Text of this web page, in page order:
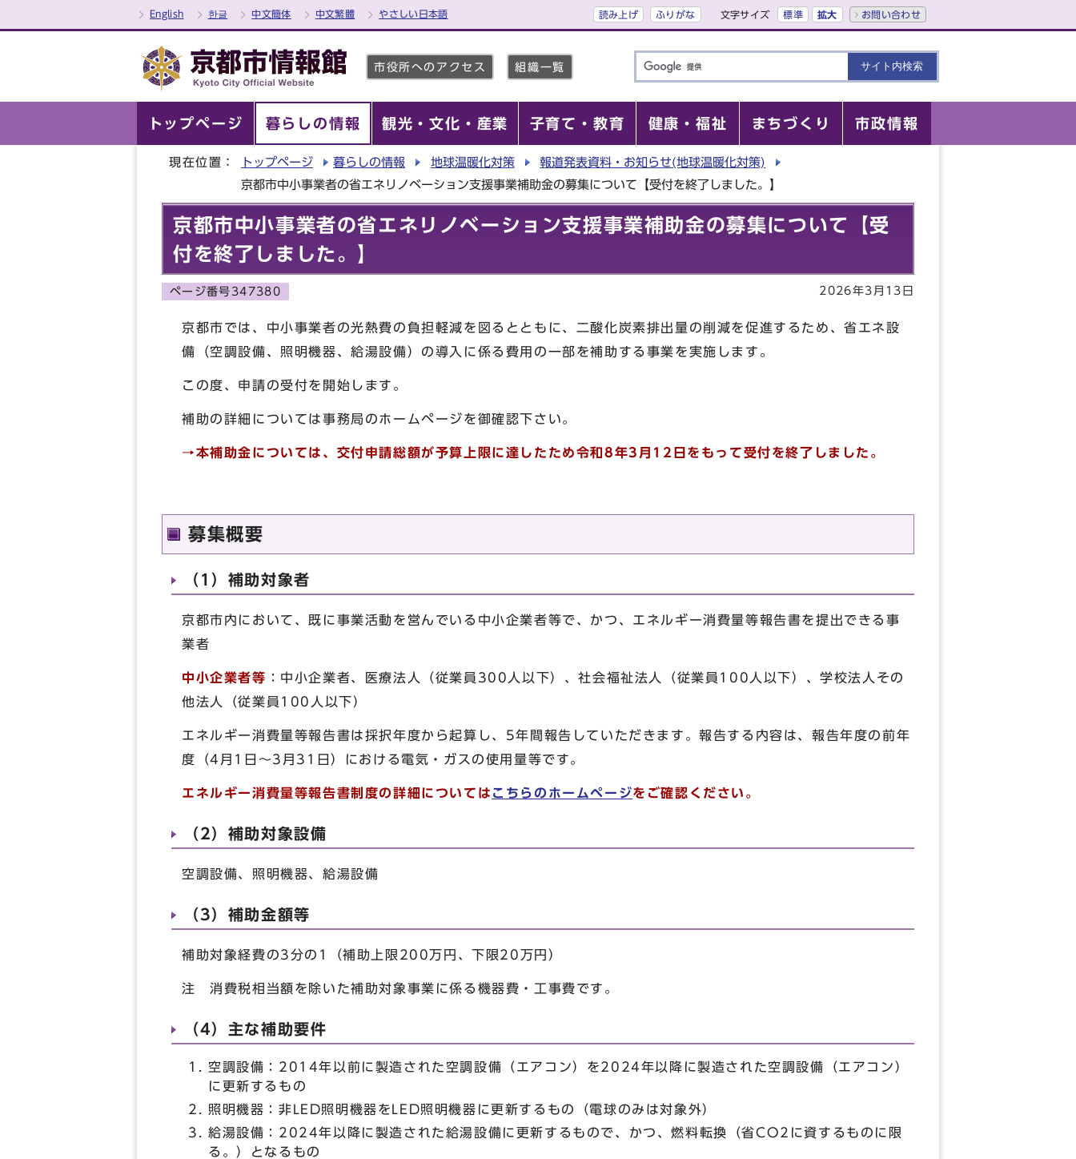
English 한글 中文簡体 中文繁體 やさしい日本語 読み上げ ふりがな 文字サイズ 標準 拡大 お問い合わせ
市役所へのアクセス 組織一覧
トップページ 暮らしの情報 観光・文化・産業 子育て・教育 健康・福祉 まちづくり 市政情報
現在位置： トップページ 暮らしの情報 地球温暖化対策
報道発表資料・お知らせ(地球温暖化対策)
京都市中小事業者の省エネリノベーション支援事業補助金の募集について【受付を終了しました。】
京都市中小事業者の省エネリノベーション支援事業補助金の募集について【受
付を終了しました。】
ページ番号347380 2026年3月13日
京都市では、中小事業者の光熱費の負担軽減を図るとともに、二酸化炭素排出量の削減を促進するため、省エネ設
備（空調設備、照明機器、給湯設備）の導入に係る費用の一部を補助する事業を実施します。
この度、申請の受付を開始します。
補助の詳細については事務局のホームページを御確認下さい。
→本補助金については、交付申請総額が予算上限に達したため令和8年3月12日をもって受付を終了しました。
募集概要
（1）補助対象者
京都市内において、既に事業活動を営んでいる中小企業者等で、かつ、エネルギー消費量等報告書を提出できる事
業者
中小企業者等 ：中小企業者、医療法人（従業員300人以下）、社会福祉法人（従業員100人以下）、学校法人その
他法人（従業員100人以下）
エネルギー消費量等報告書は採択年度から起算し、5年間報告していただきます。報告する内容は、報告年度の前年
度（4月1日～3月31日）における電気・ガスの使用量等です。
エネルギー消費量等報告書制度の詳細については こちらのホームページをご確認ください。
（2）補助対象設備
空調設備、照明機器、給湯設備
（3）補助金額等
補助対象経費の3分の1（補助上限200万円、下限20万円）
注 消費税相当額を除いた補助対象事業に係る機器費・工事費です。
（4）主な補助要件
空調設備：2014年以前に製造された空調設備（エアコン）を2024年以降に製造された空調設備（エアコン）
に更新するもの
照明機器：非LED照明機器をLED照明機器に更新するもの（電球のみは対象外）
給湯設備：2024年以降に製造された給湯設備に更新するもので、かつ、燃料転換（省CO2に資するものに限
る。）となるもの